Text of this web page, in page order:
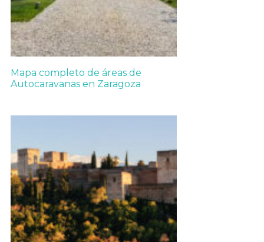
Mapa completo de áreas de
Autocaravanas en Zaragoza